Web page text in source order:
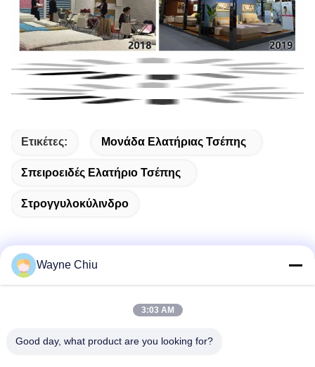
Ετικέτες: Μονάδα Ελατήριας Τσέπης
Σπειροειδές Ελατήριο Τσέπης
Στρογγυλοκύλινδρο
Γρήγορη επαφή
Βιομηχανική περιοχή Fuwan, περιοχή Gaoming, πόλη
Wayne Chiu
3:03 AM
Good day, what product are you looking for?